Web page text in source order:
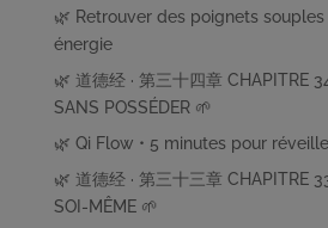
🌿 Retrouver des poignets
énergie
🌿 道德经 · 第三十四章 CHAPITRE
SANS POSSÉDER 🌱
🌿 Qi Flow • 5 minutes pour
🌿 道德经 · 第三十三章 CHAPITRE
SOI-MÊME 🌱